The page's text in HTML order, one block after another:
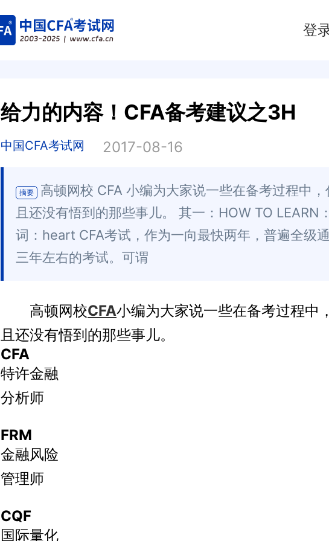
登
给力的内容！CFA备考建议之3H
中国CFA考试网 2017-08-16
摘要
高顿网校 CFA 小编为大家说一些在备考过程中
且还没有悟到的那些事儿。 其一：HOW TO LEARN
词：heart CFA考试，作为一向最快两年，普遍全级
三年左右的考试。可谓
高顿网校CFA小编为大家说一些在备考过程中
且还没有悟到的那些事儿。
CFA
特许金融
分析师
FRM
金融风险
管理师
CQF
国际量化